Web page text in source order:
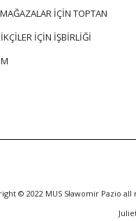
İÇİN TOPTAN
İÇİN İŞBİRLİĞİ
© 2022 MUS Sławomir Pazio